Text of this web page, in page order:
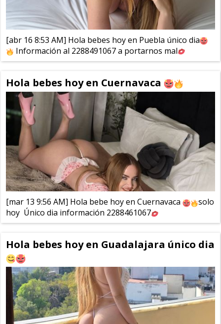
[abr 16 8:53 AM] Hola bebes hoy en Puebla único dia
Información al 2288491067 a portarnos mal
Hola bebes hoy en Cuernavaca
[mar 13 9:56 AM] Hola bebe hoy en Cuernavaca
solo
hoy Único dia información 2288461067
Hola bebes hoy en Guadalajara único dia